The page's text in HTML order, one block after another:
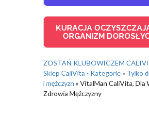
KURACJA
ORGANIZM
ZOSTAŃ KLUBOWICZEM
Sklep CaliVita - Kategorie» Tylko
i mężczyzn » VitalMan CaliVita, Dla
Zdrowia Mężczyzny